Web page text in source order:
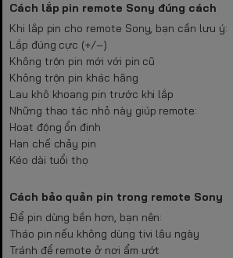
Cách lắp pin remote Sony đúng cách
Khi lắp pin cho remote Sony, bạn cần lưu ý:
Lắp đúng cực (+/–)
Không trộn pin mới với pin cũ
Không trộn pin khác hãng
Lau khô khoang pin trước khi lắp
Những thao tác nhỏ này giúp remote:
Hoạt động ổn định
Hạn chế chảy pin
Kéo dài tuổi thọ
Cách bảo quản pin trong remote Sony
Để pin dùng bền hơn, bạn nên:
Tháo pin nếu không dùng tivi lâu ngày
Tránh để remote ở nơi ẩm ướt